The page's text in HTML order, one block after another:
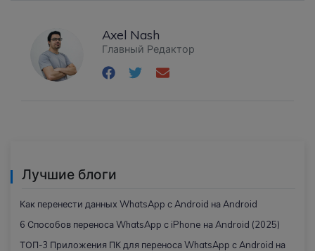
Axel Nash
Главный Редактор
Лучшие блоги
Как перенести данных WhatsApp с Android на Android
6 Способов переноса WhatsApp с iPhone на Android (2025)
ТОП-3 Приложения ПК для переноса WhatsApp с Android на